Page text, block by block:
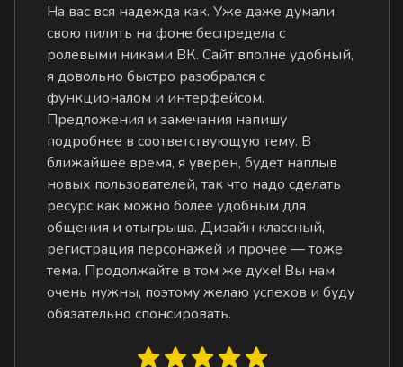
На вас вся надежда как. Уже даже думали
свою пилить на фоне беспредела с
ролевыми никами ВК. Сайт вполне удобный,
я довольно быстро разобрался с
функционалом и интерфейсом.
Предложения и замечания напишу
подробнее в соответствующую тему. В
ближайшее время, я уверен, будет наплыв
новых пользователей, так что надо сделать
ресурс как можно более удобным для
общения и отыгрыша. Дизайн классный,
регистрация персонажей и прочее — тоже
тема. Продолжайте в том же духе! Вы нам
очень нужны, поэтому желаю успехов и буду
обязательно спонсировать.